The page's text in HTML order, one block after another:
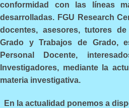
conformidad con las líneas
desarrolladas. FGU Research
docentes, asesores, tutores
Grado y Trabajos de Grado,
Personal Docente,
Investigadores, mediante la
materia investigativa.
En la actualidad ponemos a